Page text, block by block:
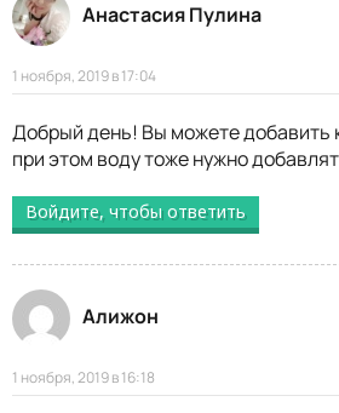
Анастасия Пулина
1 ноября, 2019 в 17:04
Добрый день! Вы можете добавить
при этом воду тоже нужно
Войдите, чтобы ответить
Алижон
1 ноября, 2019 в 16:18